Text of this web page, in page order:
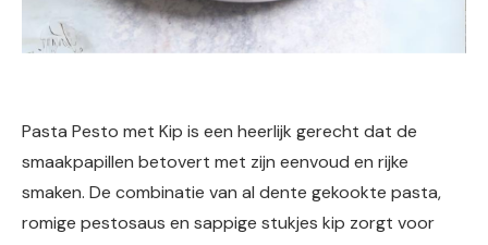
Pasta Pesto met Kip is een heerlijk gerecht dat de
smaakpapillen betovert met zijn eenvoud en rijke
smaken. De combinatie van al dente gekookte pasta,
romige pestosaus en sappige stukjes kip zorgt voor